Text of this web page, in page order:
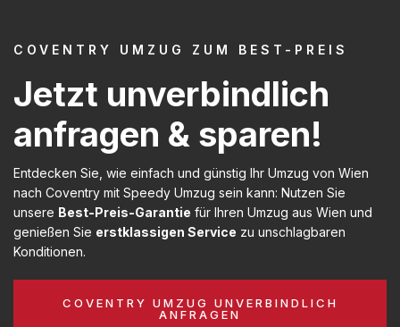
COVENTRY UMZUG ZUM BEST-PREIS
Jetzt unverbindlich
anfragen & sparen!
Entdecken Sie, wie einfach und günstig Ihr Umzug von Wien
nach Coventry mit Speedy Umzug sein kann: Nutzen Sie
unsere Best-Preis-Garantie für Ihren Umzug aus Wien und
genießen Sie erstklassigen Service zu unschlagbaren
Konditionen.
COVENTRY UMZUG UNVERBINDLICH
ANFRAGEN